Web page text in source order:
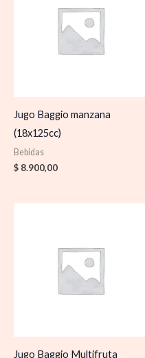
Jugo Baggio manzana
(18x125cc)
Bebidas
$ 8.900,00
Jugo Baggio Multifruta